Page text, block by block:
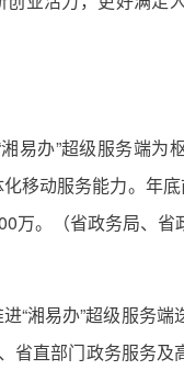
易办”超级服务端
移动服务能力。年
万。（省政务局、
“湘易办”超级服务端
直部门政务服务及